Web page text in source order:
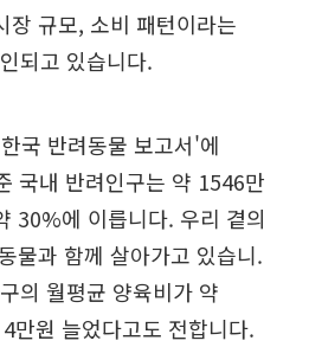
장 규모, 소비 패턴이라는
되고 있습니다.
국 반려동물 보고서'에
국내 반려인구는 약 1546만
30%에 이릅니다. 우리 곁의
물과 함께 살아가고 있습니.
의 월평균 양육비가 약
만원 늘었다고도 전합니다.